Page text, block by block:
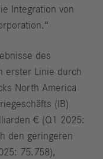
Integration von
des
erster Linie durch
North America
(IB)
€ (Q1 2025:
den geringeren
75.758),